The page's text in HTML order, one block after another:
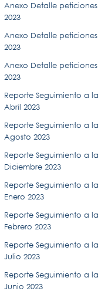
Anexo Detalle
2023
Anexo Detalle
2023
Anexo Detalle
2023
Reporte Seguimiento a
Abril 2023
Reporte Seguimiento a
Agosto 2023
Reporte Seguimiento a
Diciembre 2023
Reporte Seguimiento a
Enero 2023
Reporte Seguimiento a
Febrero 2023
Reporte Seguimiento a
Julio 2023
Reporte Seguimiento a
Junio 2023